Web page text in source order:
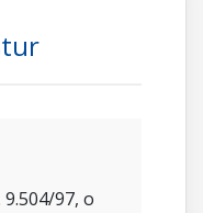
97, o